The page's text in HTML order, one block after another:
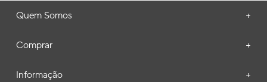
Quem Somos +
Comprar +
Informação +